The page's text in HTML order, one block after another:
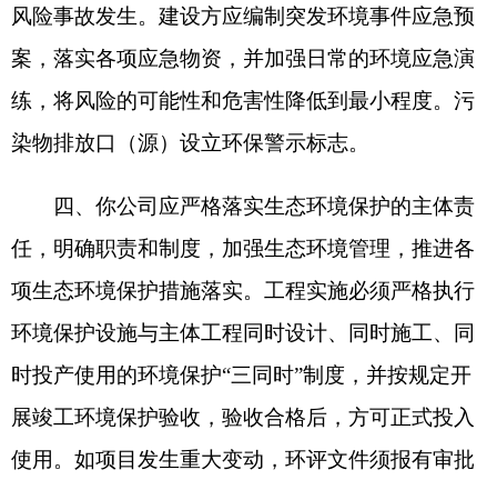
打印本页 关闭窗口
各县（市）网站 媒体
地州市政府 区政府部门
省区市政府 国家部委局